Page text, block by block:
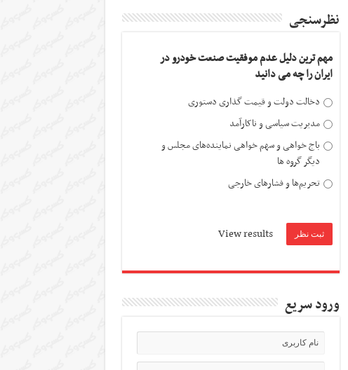
نظرسنجی
مهم ترین دلیل عدم موفقیت صنعت خودرو در
ایران را چه می دانید
دخالت دولت و قیمت گذاری دستوری
مدیریت سیاسی و ناکارآمد
باج خواهی و سهم خواهی نماینده‌های مجلس و
دیگر گروه ها
تحریم‌ها و فشارهای خارجی
View results
ورود سریع